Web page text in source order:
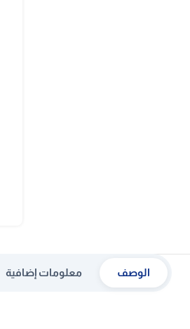
الوصف معلومات إضافية